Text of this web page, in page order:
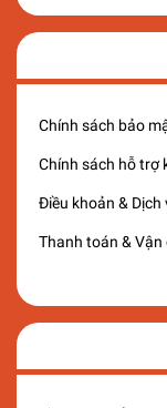
Chính sách bảo
Chính sách hỗ trợ
Điều khoản & Dịch
Thanh toán & Vận